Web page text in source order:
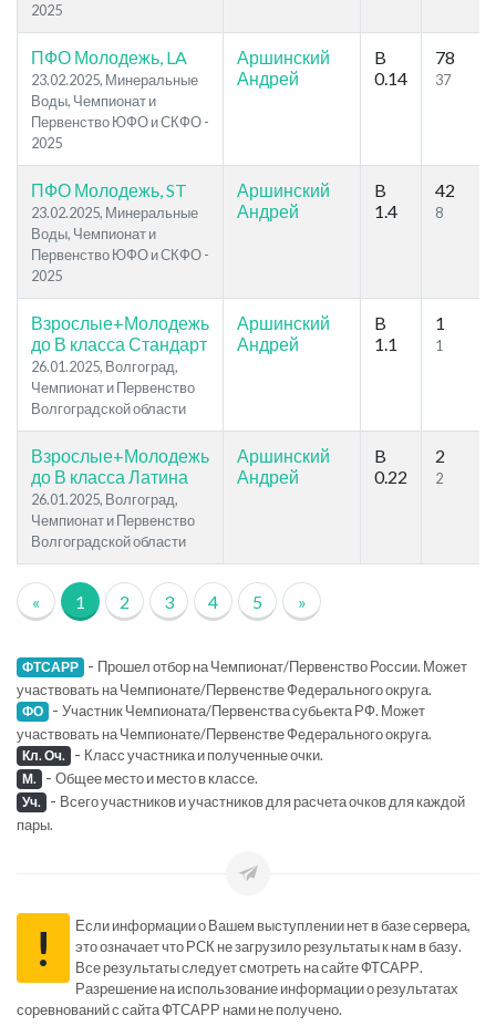
2025
ПФО Молодежь, LA
23.02.2025, Минеральные
Воды, Чемпионат и
Первенство ЮФО и СКФО -
2025
Аршинский
Андрей
B
0.14
78
37
ПФО Молодежь, ST
23.02.2025, Минеральные
Воды, Чемпионат и
Первенство ЮФО и СКФО -
2025
Аршинский
Андрей
B
1.4
42
8
Взрослые+Молодежь
до В класса Стандарт
26.01.2025, Волгоград,
Чемпионат и Первенство
Волгоградской области
Аршинский
Андрей
B
1.1
1
1
Взрослые+Молодежь
до В класса Латина
26.01.2025, Волгоград,
Чемпионат и Первенство
Волгоградской области
Аршинский
Андрей
B
0.22
2
2
« 1 2 3 4 5 »
ФТСАРР - Прошел отбор на Чемпионат/Первенство России. Может
участвовать на Чемпионате/Первенстве Федерального округа.
ФО - Участник Чемпионата/Первенства субьекта РФ. Может
участвовать на Чемпионате/Первенстве Федерального округа.
Кл. Оч. - Класс участника и полученные очки.
М. - Общее место и место в классе.
Уч. - Всего участников и участников для расчета очков для каждой
пары.
!
Если информации о Вашем выступлении нет в базе сервера,
это означает что РСК не загрузило результаты к нам в базу.
Все результаты следует смотреть на сайте ФТСАРР.
Разрешение на использование информации о результатах
соревнований с сайта ФТСАРР нами не получено.